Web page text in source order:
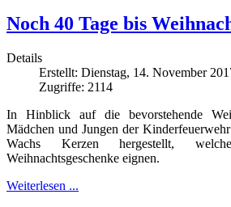
Noch 40 Tage bis
Details
Erstellt: Dienstag, 14. November
Zugriffe: 2114
In Hinblick auf die bevorstehende
Mädchen und Jungen der
Wachs Kerzen hergestellt,
Weihnachtsgeschenke eignen.
Weiterlesen ...